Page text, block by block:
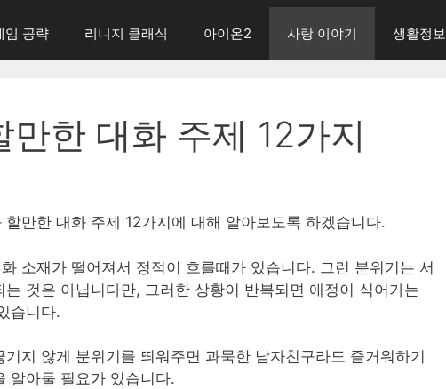
임 공략 리니지 클래식 아이온2 사랑 이야기 생활정보
만한 대화 주제 12가지
만한 대화 주제 12가지에 대해 알아보도록 하겠습니다.
소재가 떨어져서 정적이 흐를때가 있습니다. 그런 분위기는 서
것은 아닙니다만, 그러한 상황이 반복되면 애정이 식어가는
습니다.
지 않게 분위기를 띄워주면 과묵한 남자친구라도 즐거워하기
알아둘 필요가 있습니다.